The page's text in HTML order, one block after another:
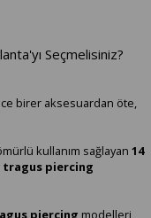
Seçmelisiniz?
birer aksesuardan öte,
kullanım sağlayan14
tragus piercing
piercing modelleri